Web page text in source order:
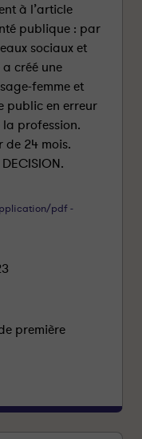
à l’article
publique : par
sociaux et
créé une
femme et
public en erreur
profession.
de 24 mois.
pdf -
première